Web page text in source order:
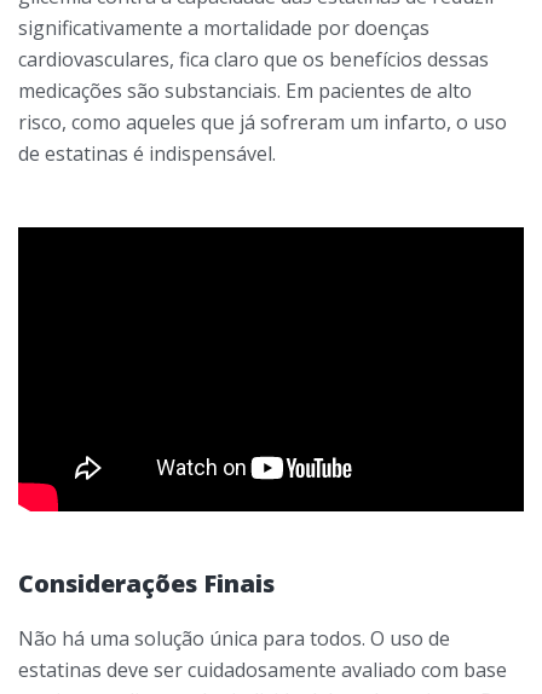
significativamente a mortalidade por doenças
cardiovasculares, fica claro que os benefícios dessas
medicações são substanciais. Em pacientes de alto
risco, como aqueles que já sofreram um infarto, o uso
de estatinas é indispensável.
Considerações Finais
Não há uma solução única para todos. O uso de
estatinas deve ser cuidadosamente avaliado com base